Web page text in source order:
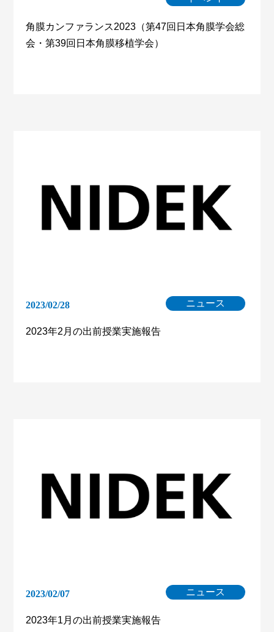
角膜カンファランス2023（第47回日本角膜学会総
会・第39回日本角膜移植学会）
2023/02/28 ニュース
2023年2月の出前授業実施報告
2023/02/07 ニュース
2023年1月の出前授業実施報告